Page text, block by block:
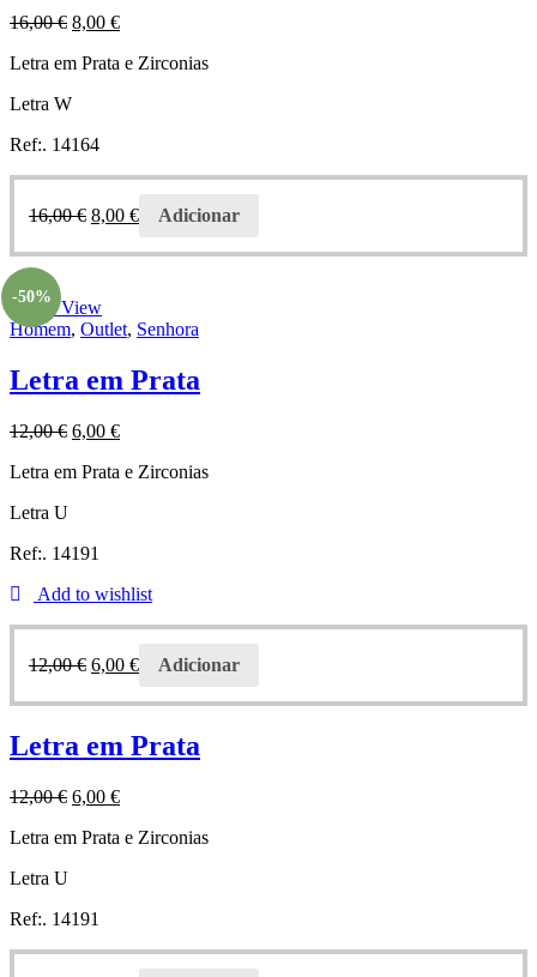
16,00€ 8,00 €
Letra em Prata e Zirconias
Letra W
Ref:. 14164
16,00€ 8,00 € Adicionar
-50%
Quick View
Homem, Outlet, Senhora
Letra em Prata
12,00€ 6,00 €
Letra em Prata e Zirconias
Letra U
Ref:. 14191
Add to wishlist
12,00€ 6,00 € Adicionar
Letra em Prata
12,00€ 6,00 €
Letra em Prata e Zirconias
Letra U
Ref:. 14191